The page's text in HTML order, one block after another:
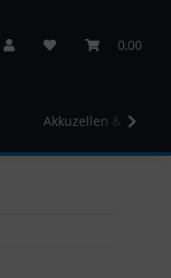
0,00
Akkuzellen &